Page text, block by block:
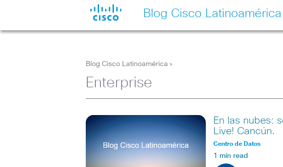
Blog Cisco Latinoamérica
Blog Cisco Latinoamérica >
Enterprise
En las nubes:
Live! Cancún.
Centro de Datos
1 min read